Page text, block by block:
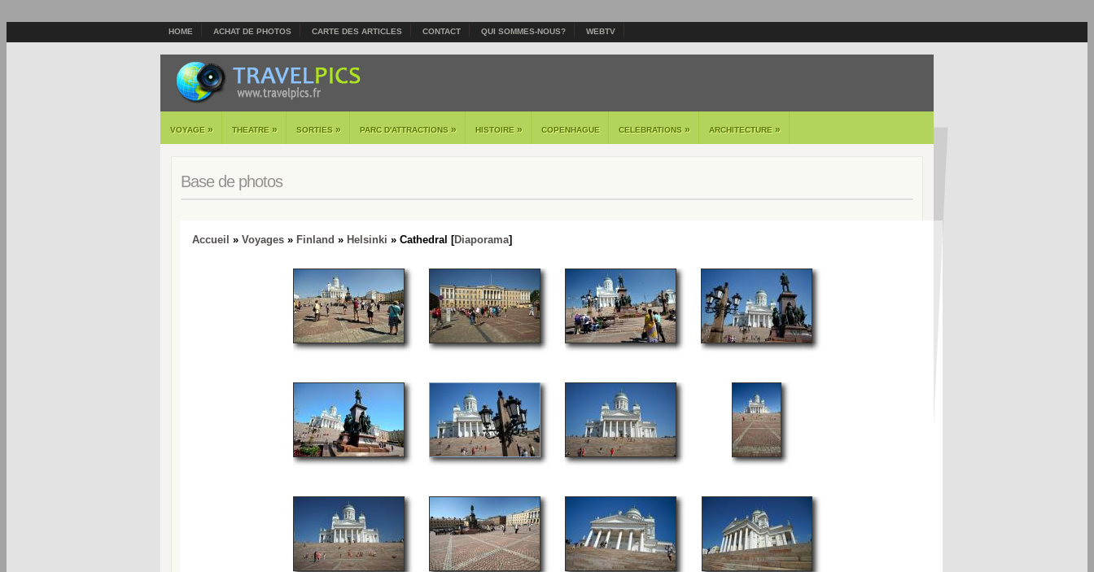
HOME ACHAT DE PHOTOS CARTE DES ARTICLES CONTACT QUI SOMMES-NOUS? WEBTV
VOYAGE » THEATRE » SORTIES » PARC D'ATTRACTIONS » HISTOIRE » COPENHAGUE CELEBRATIONS » ARCHITECTURE »
Base de photos
Accueil » Voyages » Finland » Helsinki » Cathedral [Diaporama]